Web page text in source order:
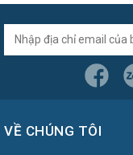
VỀ CHÚNG TÔI